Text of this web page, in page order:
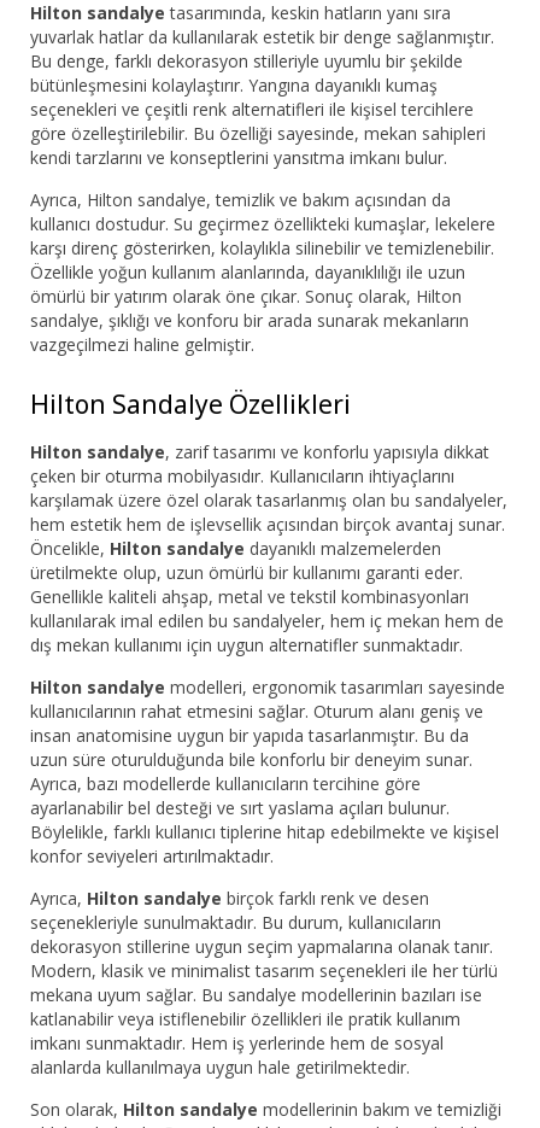
Hilton sandalye tasarımında, keskin hatların yanı sıra
yuvarlak hatlar da kullanılarak estetik bir denge sağlanmıştır.
Bu denge, farklı dekorasyon stilleriyle uyumlu bir şekilde
bütünleşmesini kolaylaştırır. Yangına dayanıklı kumaş
seçenekleri ve çeşitli renk alternatifleri ile kişisel tercihlere
göre özelleştirilebilir. Bu özelliği sayesinde, mekan sahipleri
kendi tarzlarını ve konseptlerini yansıtma imkanı bulur.
Ayrıca, Hilton sandalye, temizlik ve bakım açısından da
kullanıcı dostudur. Su geçirmez özellikteki kumaşlar, lekelere
karşı direnç gösterirken, kolaylıkla silinebilir ve temizlenebilir.
Özellikle yoğun kullanım alanlarında, dayanıklılığı ile uzun
ömürlü bir yatırım olarak öne çıkar. Sonuç olarak, Hilton
sandalye, şıklığı ve konforu bir arada sunarak mekanların
vazgeçilmezi haline gelmiştir.
Hilton Sandalye Özellikleri
Hilton sandalye, zarif tasarımı ve konforlu yapısıyla dikkat
çeken bir oturma mobilyasıdır. Kullanıcıların ihtiyaçlarını
karşılamak üzere özel olarak tasarlanmış olan bu sandalyeler,
hem estetik hem de işlevsellik açısından birçok avantaj sunar.
Öncelikle, Hilton sandalye dayanıklı malzemelerden
üretilmekte olup, uzun ömürlü bir kullanımı garanti eder.
Genellikle kaliteli ahşap, metal ve tekstil kombinasyonları
kullanılarak imal edilen bu sandalyeler, hem iç mekan hem de
dış mekan kullanımı için uygun alternatifler sunmaktadır.
Hilton sandalye modelleri, ergonomik tasarımları sayesinde
kullanıcılarının rahat etmesini sağlar. Oturum alanı geniş ve
insan anatomisine uygun bir yapıda tasarlanmıştır. Bu da
uzun süre oturulduğunda bile konforlu bir deneyim sunar.
Ayrıca, bazı modellerde kullanıcıların tercihine göre
ayarlanabilir bel desteği ve sırt yaslama açıları bulunur.
Böylelikle, farklı kullanıcı tiplerine hitap edebilmekte ve kişisel
konfor seviyeleri artırılmaktadır.
Ayrıca, Hilton sandalye birçok farklı renk ve desen
seçenekleriyle sunulmaktadır. Bu durum, kullanıcıların
dekorasyon stillerine uygun seçim yapmalarına olanak tanır.
Modern, klasik ve minimalist tasarım seçenekleri ile her türlü
mekana uyum sağlar. Bu sandalye modellerinin bazıları ise
katlanabilir veya istiflenebilir özellikleri ile pratik kullanım
imkanı sunmaktadır. Hem iş yerlerinde hem de sosyal
alanlarda kullanılmaya uygun hale getirilmektedir.
Son olarak, Hilton sandalye modellerinin bakım ve temizliği